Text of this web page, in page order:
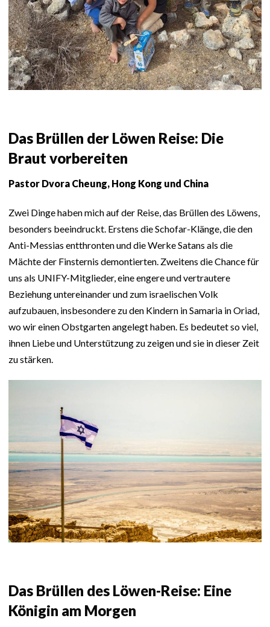
Das Brüllen der Löwen Reise: Die
Braut vorbereiten
Pastor Dvora Cheung, Hong Kong und China
Zwei Dinge haben mich auf der Reise, das Brüllen des Löwens,
besonders beeindruckt. Erstens die Schofar-Klänge, die den
Anti-Messias entthronten und die Werke Satans als die
Mächte der Finsternis demontierten. Zweitens die Chance für
uns als UNIFY-Mitglieder, eine engere und vertrautere
Beziehung untereinander und zum israelischen Volk
aufzubauen, insbesondere zu den Kindern in Samaria in Oriad,
wo wir einen Obstgarten angelegt haben. Es bedeutet so viel,
ihnen Liebe und Unterstützung zu zeigen und sie in dieser Zeit
zu stärken.
Das Brüllen des Löwen-Reise: Eine
Königin am Morgen